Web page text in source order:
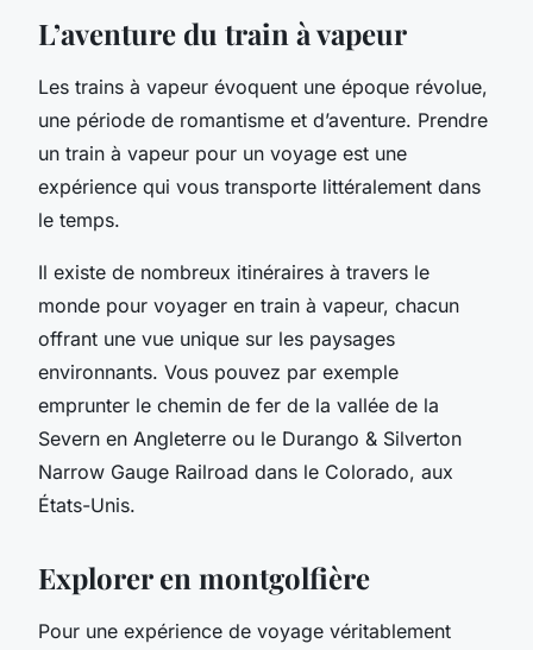
L’aventure du train à vapeur
Les trains à vapeur évoquent une époque révolue,
une période de romantisme et d’aventure. Prendre
un train à vapeur pour un voyage est une
expérience qui vous transporte littéralement dans
le temps.
Il existe de nombreux itinéraires à travers le
monde pour voyager en train à vapeur, chacun
offrant une vue unique sur les paysages
environnants. Vous pouvez par exemple
emprunter le chemin de fer de la vallée de la
Severn en Angleterre ou le Durango & Silverton
Narrow Gauge Railroad dans le Colorado, aux
États-Unis.
Explorer en montgolfière
Pour une expérience de voyage véritablement